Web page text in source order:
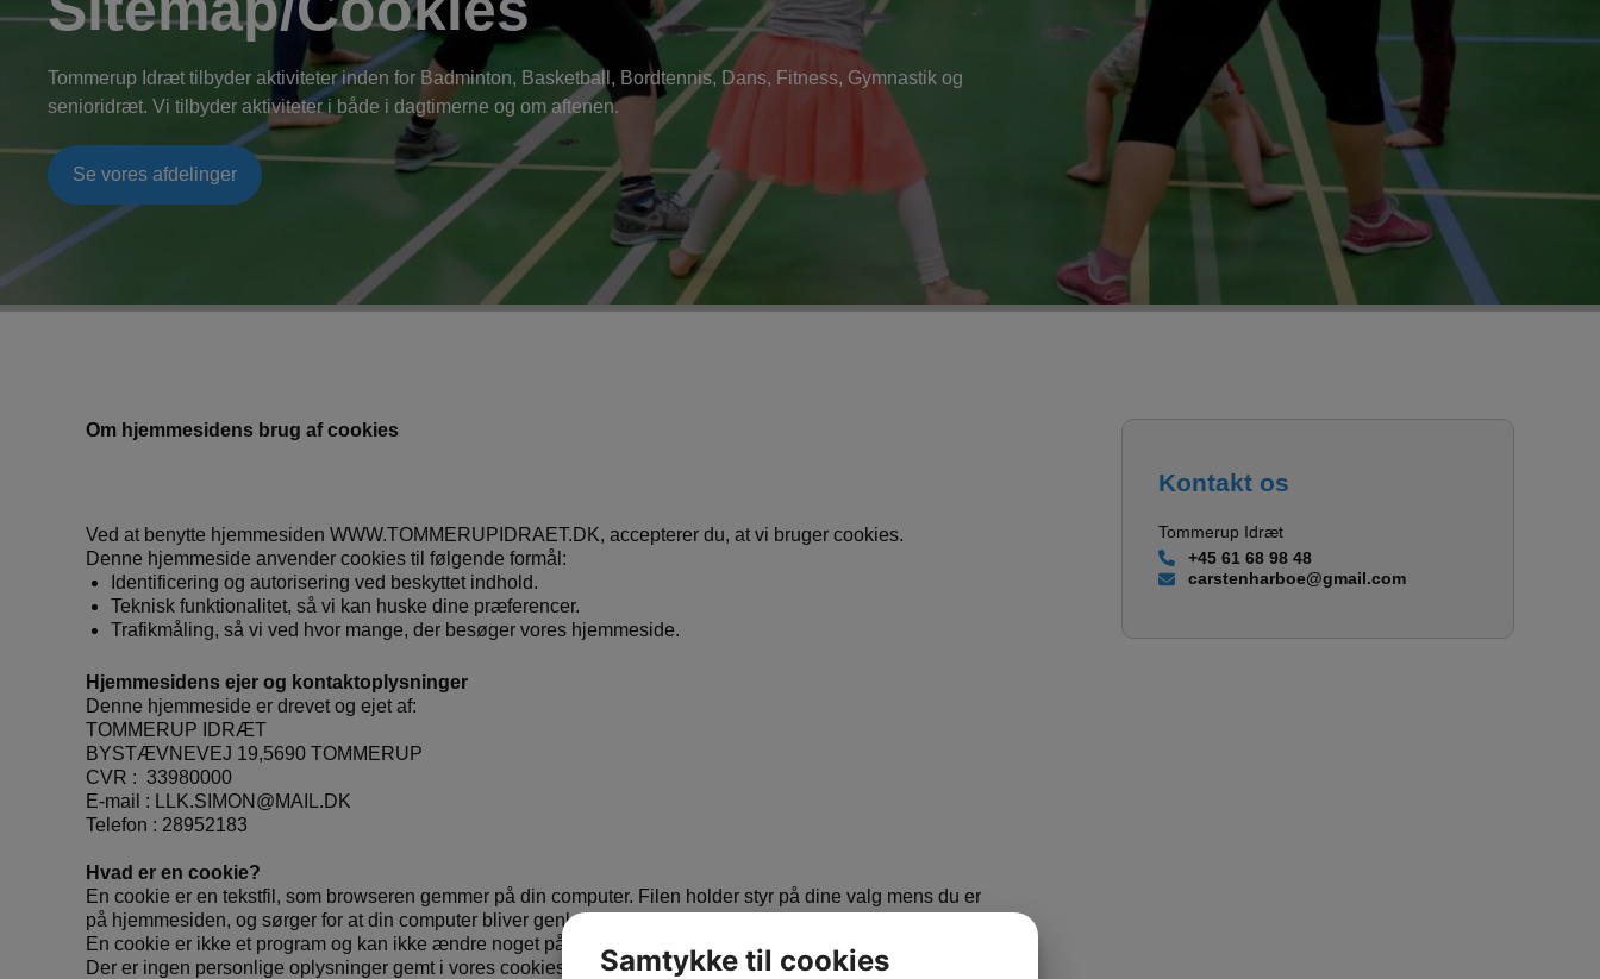
Tommerup Idræt tilbyder aktiviteter inden for Badminton, Basketball, Bordtennis, Dans, Fitness, Gymnastik og
senioridræt. Vi tilbyder aktiviteter i både i dagtimerne og om aftenen.
Se vores afdelinger
Om hjemmesidens brug af cookies
Ved at benytte hjemmesiden WWW.TOMMERUPIDRAET.DK, accepterer du, at vi bruger cookies.
Denne hjemmeside anvender cookies til følgende formål:
Identificering og autorisering ved beskyttet indhold.
Teknisk funktionalitet, så vi kan huske dine præferencer.
Trafikmåling, så vi ved hvor mange, der besøger vores hjemmeside.
Hjemmesidens ejer og kontaktoplysninger
Denne hjemmeside er drevet og ejet af:
TOMMERUP IDRÆT
BYSTÆVNEVEJ 19,5690 TOMMERUP
CVR : 33980000
E-mail : LLK.SIMON@MAIL.DK
Telefon : 28952183
Hvad er en cookie?
En cookie er en tekstfil, som browseren gemmer på din computer. Filen holder styr på dine valg mens du er
på hjemmesiden, og sørger for at din computer bliver genkendt næste gang du besøger os.
En cookie er ikke et program og kan ikke ændre noget på din computer.
Der er ingen personlige oplysninger gemt i vores cookies, indholdet bliver ikke delt med nogen, og de kan
Kontakt os
Tommerup Idræt
+45 61 68 98 48
carstenharboe@gmail.com
Samtykke til cookies